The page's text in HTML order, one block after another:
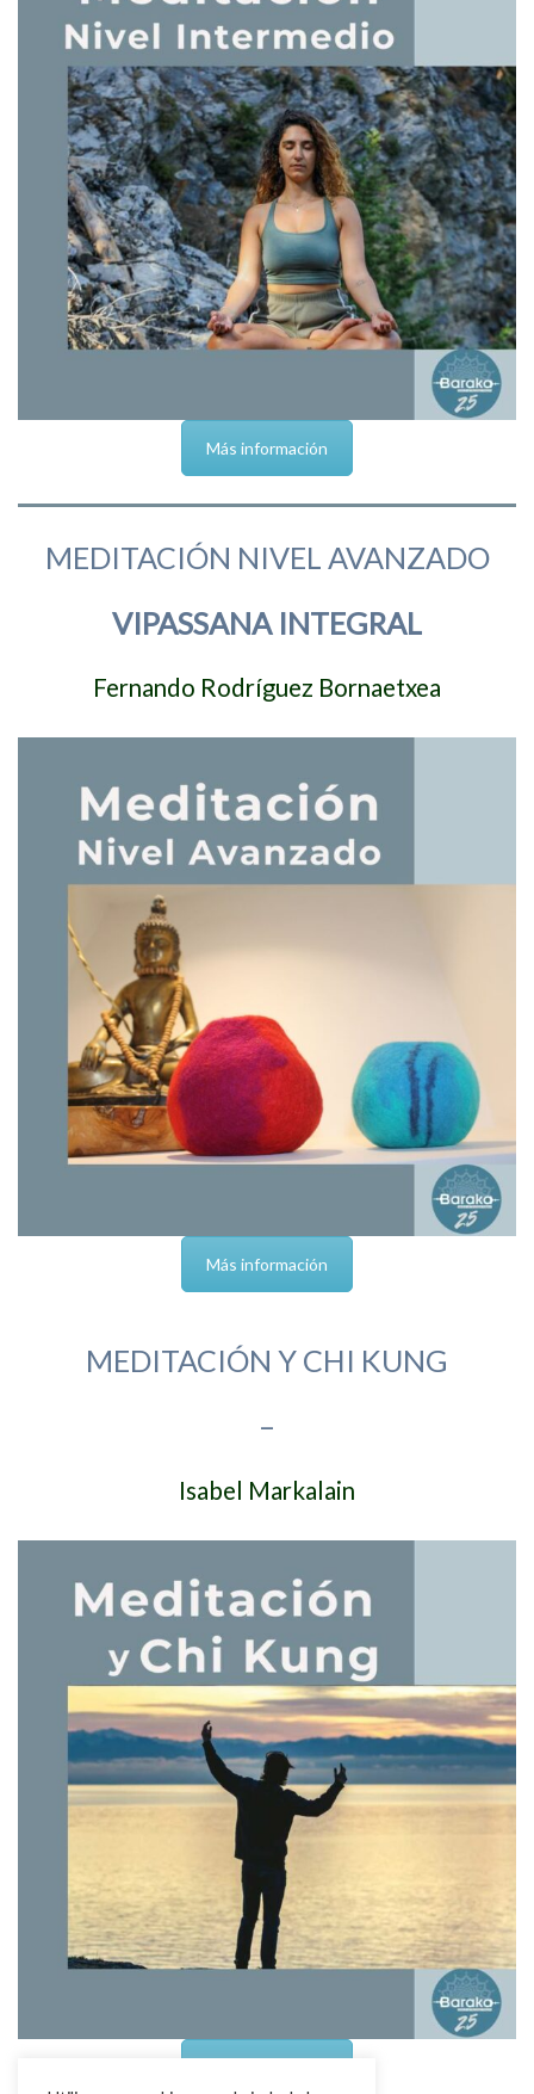
Más información
MEDITACIÓN NIVEL AVANZADO
VIPASSANA INTEGRAL
Fernando Rodríguez Bornaetxea
Más información
MEDITACIÓN Y CHI KUNG
–
Isabel Markalain